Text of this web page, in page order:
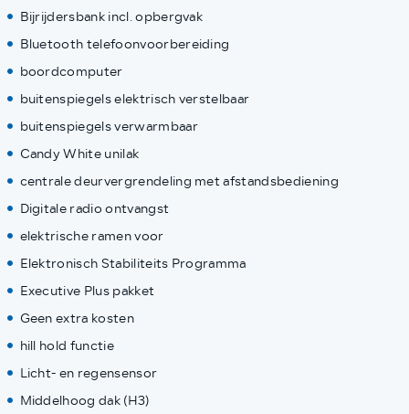
Bijrijdersbank incl. opbergvak
Bluetooth telefoonvoorbereiding
boordcomputer
buitenspiegels elektrisch verstelbaar
buitenspiegels verwarmbaar
Candy White unilak
centrale deurvergrendeling met afstandsbediening
Digitale radio ontvangst
elektrische ramen voor
Elektronisch Stabiliteits Programma
Executive Plus pakket
Geen extra kosten
hill hold functie
Licht- en regensensor
Middelhoog dak (H3)